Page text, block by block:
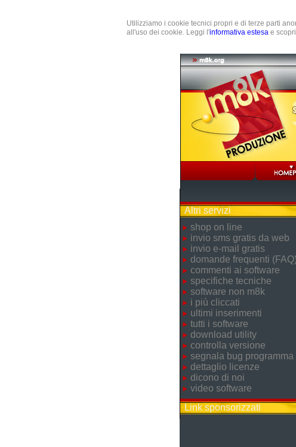
Utilizziamo i cookie tecnici propri e di terze parti
all'uso dei cookie. Leggi l'informativa estesa e
Altri servizi
shop on line
invio sms gratis da web
invio e-mail gratis
domande frequenti (FAQ)
commenti ai software
specifiche tecniche
software non m8k
i più cliccati
ultimi inserimenti
tutti i software
download utility
controlla versione
segnala bug programma
dettaglio licenze
dicono di noi
video software
Link sponsorizzati